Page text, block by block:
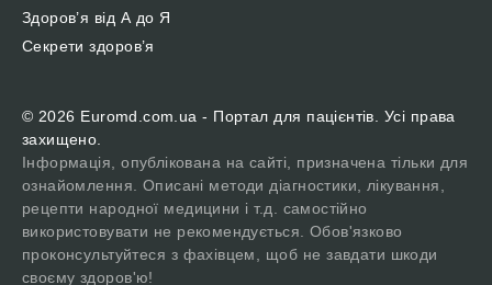
Здоров’я від А до Я
Секрети здоров’я
© 2026 Euromd.com.ua - Портал для пацієнтів. Усі права
захищено.
Інформація, опублікована на сайті, призначена тільки для
ознайомлення. Описані методи діагностики, лікування,
рецепти народної медицини і т.д. самостійно
використовувати не рекомендується. Обов'язково
проконсультуйтеся з фахівцем, щоб не завдати шкоди
своєму здоров'ю!